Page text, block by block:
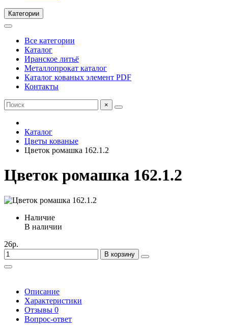
Категории
Все категории
Каталог
Иранское литьё
Металлопрокат каталог
Каталог кованых элемент PDF
Контакты
×
Каталог
Цветы кованые
Цветок ромашка 162.1.2
Цветок ромашка 162.1.2
Наличие
В наличии
26р.
В корзину
Описание
Характеристики
Отзывы 0
Вопрос-ответ